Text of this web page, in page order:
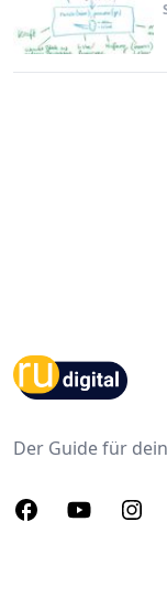
Der Guide für
FacebookYoutube